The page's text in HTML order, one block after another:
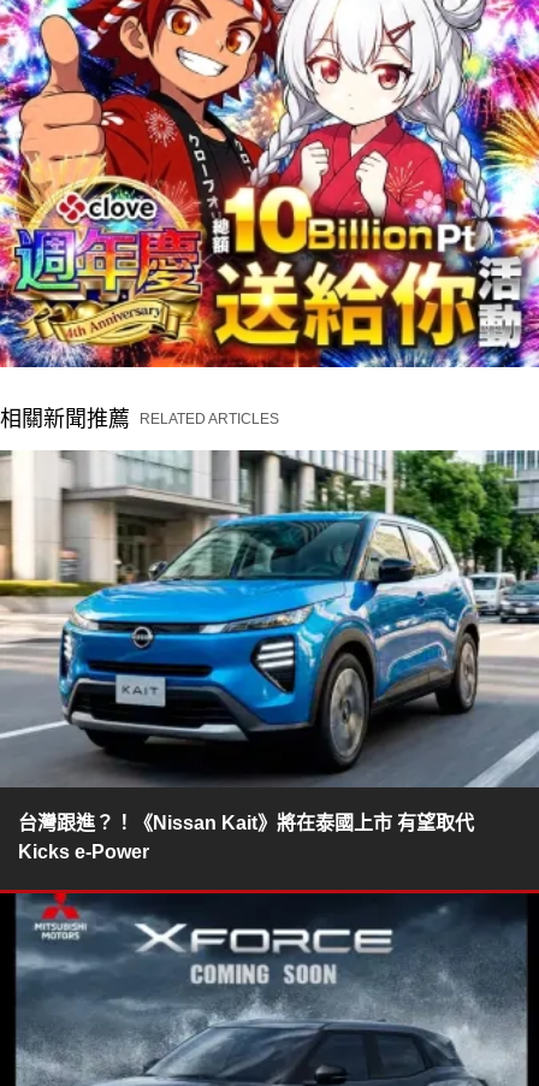
相關新聞推薦 RELATED ARTICLES
台灣跟進？！《Nissan Kait》將在泰國上市 有望取代
Kicks e-Power